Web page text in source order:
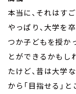
本当に、それはす
やっぱり、大学を
つか子どもを授か
とができるかもし
たけど、昔は大学
から「目指せる」